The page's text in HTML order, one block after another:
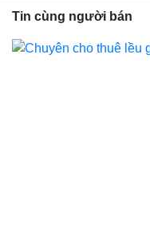
Tin cùng người bán